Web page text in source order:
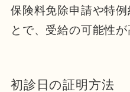
保険料免除申請や特
とで、受給の可能性が
初診日の証明方法